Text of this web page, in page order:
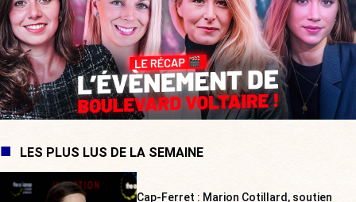
LES PLUS LUS DE LA SEMAINE
Cap-Ferret : Marion Cotillard, soutien